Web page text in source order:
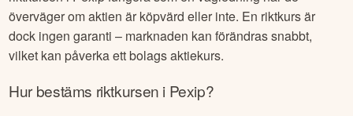
överväger om aktien är köpvärd eller inte. En riktkurs är
dock ingen garanti – marknaden kan förändras snabbt,
vilket kan påverka ett bolags aktiekurs.
Hur bestäms riktkursen i Pexip?